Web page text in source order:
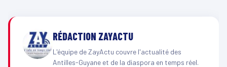
RÉDACTION ZAYACTU
L'équipe de ZayActu couvre l'actualité des
Antilles-Guyane et de la diaspora en temps réel.